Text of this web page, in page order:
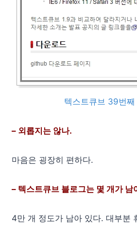
텍스트큐브 39번째
– 외롭지는 않나.
마음은 굉장히 편하다.
– 텍스트큐브 블로그는 몇 개가 남
4만 개 정도가 남아 있다. 대부분